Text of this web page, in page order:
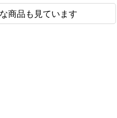
商品も見ています